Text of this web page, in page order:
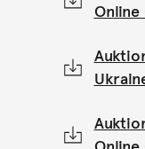
Online